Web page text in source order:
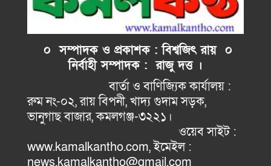
০ সম্পাদক ও প্রকাশক : বিশ্বজিৎ রায় ০
নির্বাহীসম্পাদক : রাজু দত্ত ।
বার্তা ও বাণিজ্যিক কার্যালয় :
রুম নং-০২, রায় বিপনী, খাদ্য গুদাম সড়ক,
ভানুগাছ বাজার, কমলগঞ্জ-৩২২১।
ওয়েব সাইট :
www.kamalkantho.com, ইমেইল :
news.kamalkantho@gmail.com